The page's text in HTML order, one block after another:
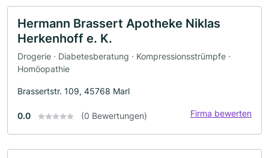
Hermann Brassert Apotheke Niklas
Herkenhoff e. K.
Drogerie · Diabetesberatung · Kompressionsstrümpfe ·
Homöopathie
Brassertstr. 109, 45768 Marl
0.0 (0 Bewertungen) Firma bewerten